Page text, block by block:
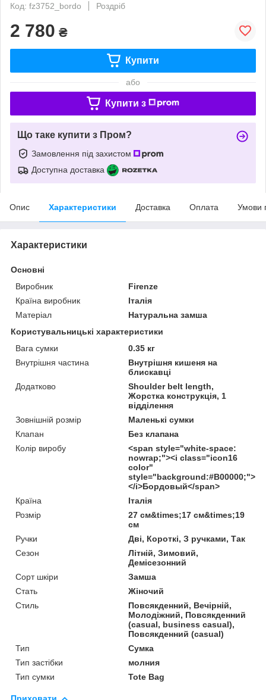
Код: fz3752_bordo
Роздріб
2 780 ₴
Купити
або
Купити з
Що таке купити з Пром?
Замовлення під захистом
Доступна доставка
Опис Характеристики Доставка Оплата Умови
Характеристики
Основні
Виробник
Firenze
Країна виробник
Італія
Матеріал
Натуральна замша
Користувальницькі характеристики
Вага сумки
0.35 кг
Внутрішня частина
Внутрішня кишеня на
блискавці
Додатково
Shoulder belt length,
Жорстка конструкція, 1
відділення
Зовнішній розмір
Маленькі сумки
Клапан
Без клапана
Колір виробу
<span style="white-space:
nowrap;"><i class="icon16
color"
style="background:#B00000;">
</i>Бордовый</span>
Країна
Італія
Розмір
27 см&times;17 см&times;19
см
Ручки
Дві, Короткі, З ручками, Так
Сезон
Літній, Зимовий,
Демісезонний
Сорт шкіри
Замша
Стать
Жіночий
Стиль
Повсякденний, Вечірній,
Молодіжний, Повсякденний
(casual, business casual),
Повсякденний (casual)
Тип
Сумка
Тип застібки
молния
Тип сумки
Tote Bag
Приховати